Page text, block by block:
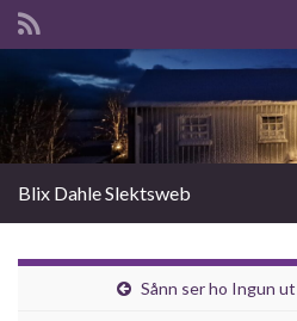
Search for:
Blix Dahle Slektsweb
Sånn ser ho Ingun